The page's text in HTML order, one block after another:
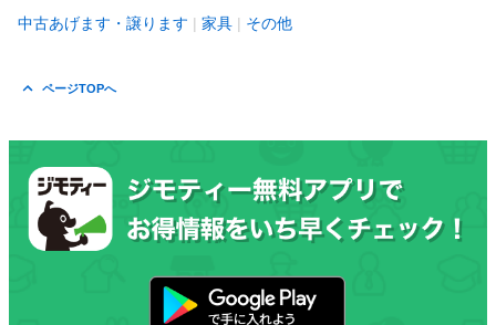
中古あげます・譲ります 家具 その他
ページTOPへ